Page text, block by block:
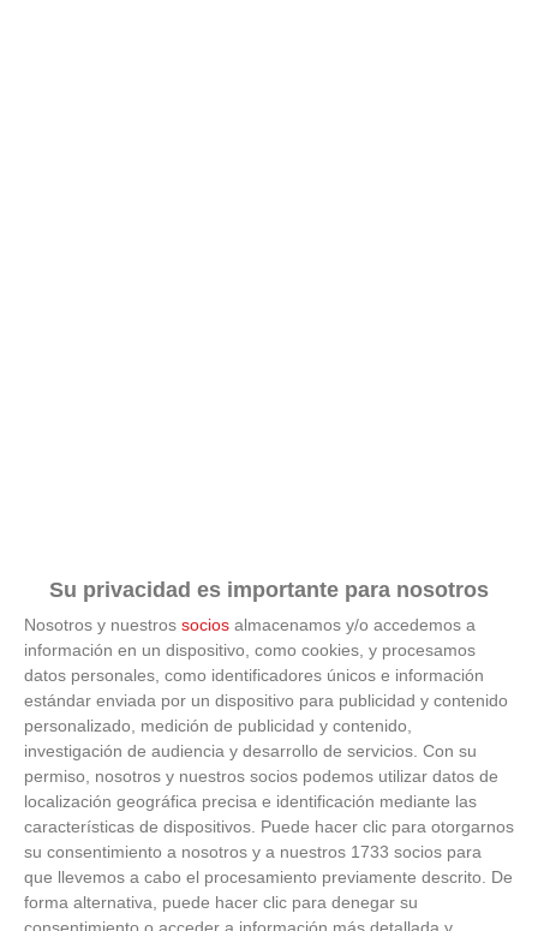
Su privacidad es importante para nosotros
Nosotros y nuestros socios almacenamos y/o accedemos a
información en un dispositivo, como cookies, y procesamos
datos personales, como identificadores únicos e información
estándar enviada por un dispositivo para publicidad y contenido
personalizado, medición de publicidad y contenido,
investigación de audiencia y desarrollo de servicios. Con su
permiso, nosotros y nuestros socios podemos utilizar datos de
localización geográfica precisa e identificación mediante las
características de dispositivos. Puede hacer clic para otorgarnos
su consentimiento a nosotros y a nuestros 1733 socios para
que llevemos a cabo el procesamiento previamente descrito. De
forma alternativa, puede hacer clic para denegar su
¿Por qué se contagia?
La ciencia explica por qué el bostezo es contagioso